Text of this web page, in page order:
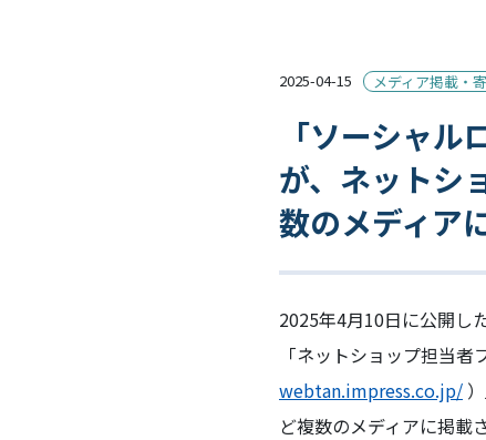
2025-04-15 メディア掲載・
「ソーシャ
が、ネットシ
数のメディア
2025年4月10日に公開し
「ネットショップ担当者
webtan.impress.co.jp/
ど複数のメディアに掲載